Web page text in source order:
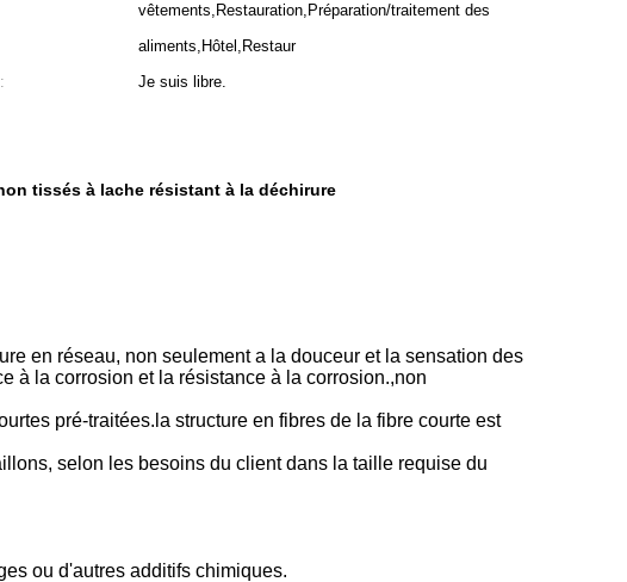
vêtements,Restauration,Préparation/traitement des
aliments,Hôtel,Restaur
Je suis libre.
tissés à lache résistant à la déchirure
en réseau, non seulement a la douceur et la sensation des
à la corrosion et la résistance à la corrosion.,non
pré-traitées.la structure en fibres de la fibre courte est
selon les besoins du client dans la taille requise du
ou d'autres additifs chimiques.